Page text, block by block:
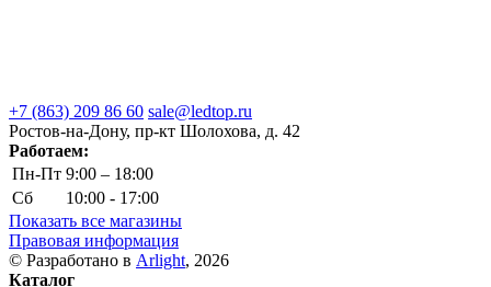
+7 (863) 209 86 60 sale@ledtop.ru
Ростов-на-Дону, пр-кт Шолохова, д. 42
Работаем:
Пн-Пт 9:00 – 18:00
Сб
10:00 - 17:00
Показать все магазины
Правовая информация
© Разработано в Arlight, 2026
Каталог